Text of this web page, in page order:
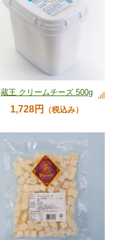
蔵王 クリームチーズ 500g
1,728円 （税込み）